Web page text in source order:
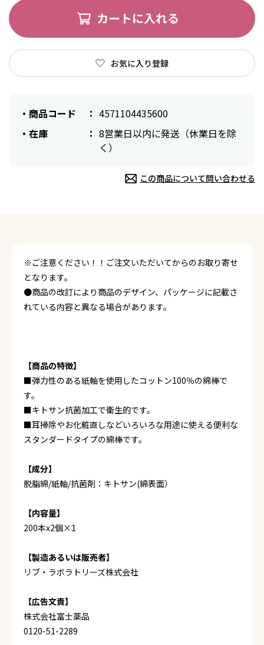
カートに入れる
お気に入り登録
商品コード
4571104435600
在庫
8営業日以内に発送（休業日を除
く）
この商品について問い合わせる
※ご注意ください！！ご注文いただいてからのお取り寄せ
となります。
●商品の改訂により商品のデザイン、パッケージに記載さ
れている内容と異なる場合があります。
【商品の特徴】
■弾力性のある紙軸を使用したコットン100％の綿棒で
す。
■キトサン抗菌加工で衛生的です。
■耳掃除やお化粧直しなどいろいろな用途に使える便利な
スタンダードタイプの綿棒です。
【成分】
脱脂綿/紙軸/抗菌剤：キトサン(綿表面）
【内容量】
200本x2個×1
【製造あるいは販売者】
リブ・ラボラトリーズ株式会社
【広告文責】
株式会社富士薬品
0120-51-2289